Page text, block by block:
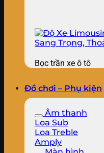
Bọc trần xe ô tô
Đồ chơi – Phụ kiện
Âm thanh
Loa Sub
Loa Treble
Amply